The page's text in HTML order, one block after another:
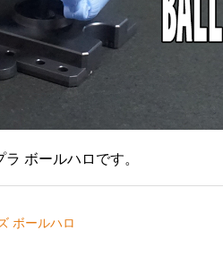
ボールハロです。
ボールハロ